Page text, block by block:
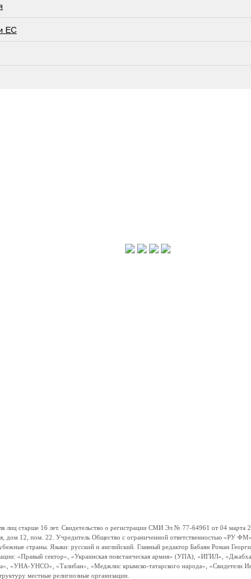
ЕС
старше 16 лет. Свидетельство о регистрации СМИ Эл № 77-64961 от 04 марта
дом 12, пом. 22. Учредитель Общество с ограниченной ответственностью «РУ
страны. Языки: русский и английский. Главный редактор Бабаян Роман
«Правый сектор», «Украинская повстанческая армия» (УПА), «ИГИЛ»,
«УНА-УНСО», «Талибан», «Меджлис крымско-татарского народа», «Свидетели
местные религиозные организации.